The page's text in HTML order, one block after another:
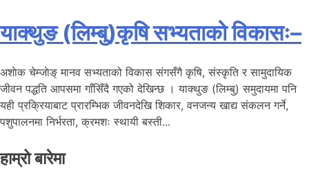
याक्थुङ (लिम्बु)कृषि सभ्यताको विकासः–
अशाेक चेम्जाेङ् मानव सभ्यताको विकास संगसँगै कृषि, संस्कृति र सामुदायिक
जीवन पद्धति आपसमा गाँसिँदै गएको देखिन्छ । याक्थुङ (लिम्बु) समुदायमा पनि
यही प्रक्रियाबाट प्रारम्भिक जीवनदेखि शिकार, वनजन्य खाद्य संकलन गर्ने,
पशुपालनमा निर्भरता, क्रमशः स्थायी बस्ती...
हाम्रो बारेमा